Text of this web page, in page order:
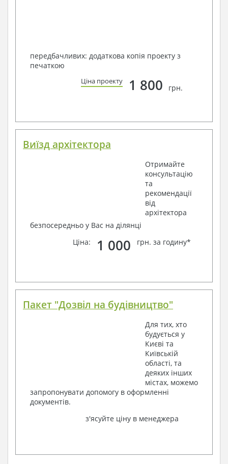
передбачливих: додаткова копія проекту з
печаткою
Ціна проекту 1 800 грн.
Виїзд архітектора
Отримайте
консультацію
та
рекомендації
від
архітектора
безпосередньо у Вас на ділянці
Ціна:
1 000 грн. за годину*
Пакет "Дозвіл на будівництво"
Для тих, хто
будується у
Києві та
Київській
області, та
деяких інших
містах, можемо
запропонувати допомогу в оформленні
документів.
з'ясуйте ціну в менеджера